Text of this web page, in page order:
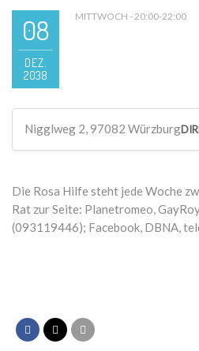
08
DEZ.
2038
MITTWOCH - 20:00-22:00
Nigglweg 2, 97082 Würzburg
Die Rosa Hilfe steht jede Woche
Rat zur Seite: Planetromeo,
(093119446); Facebook, DBNA,